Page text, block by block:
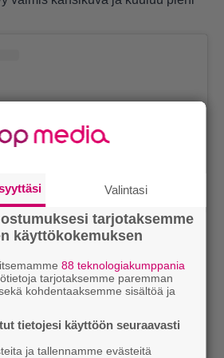
Valintasi
tarjotaksemme
käyttökokemuksen
88 teknologiakumppania
tarjotaksemme paremman
kohdentaaksemme sisältöä ja
tietojesi käyttöön seuraavasti
ja tallennamme evästeitä